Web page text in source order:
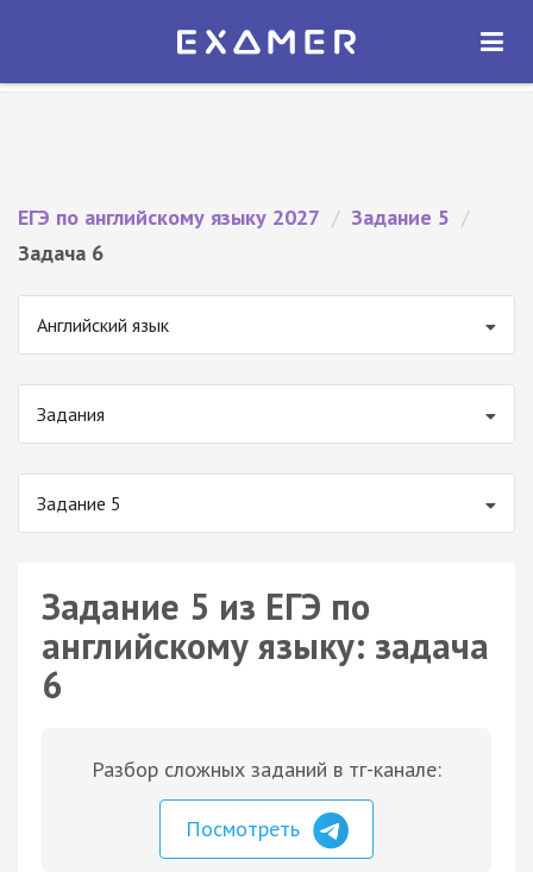
Экзамер — ЕГЭ 2027
ОТКРЫТЬ
ЕГЭ по английскому языку 2027 / Задание 5 /
Задача 6
Английский язык
Задания
Задание 5
Задание 5 из ЕГЭ по
английскому языку: задача
6
Разбор сложных заданий в тг-канале:
Посмотреть